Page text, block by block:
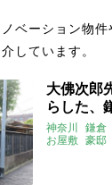
ベーション物
しています。
大佛次郎
らした、
神奈川 鎌倉
お屋敷 豪邸